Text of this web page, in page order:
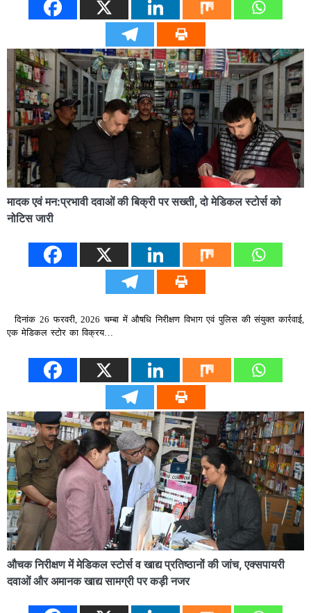
मादक एवं मन:प्रभावी दवाओं की बिक्री पर सख्ती, दो मेडिकल स्टोर्स को
नोटिस जारी
दिनांक 26 फरवरी, 2026 चम्बा में औषधि निरीक्षण विभाग एवं पुलिस की संयुक्त कार्रवाई,
एक मेडिकल स्टोर का विक्रय…
औचक निरीक्षण में मेडिकल स्टोर्स व खाद्य प्रतिष्ठानों की जांच, एक्सपायरी
दवाओं और अमानक खाद्य सामग्री पर कड़ी नजर